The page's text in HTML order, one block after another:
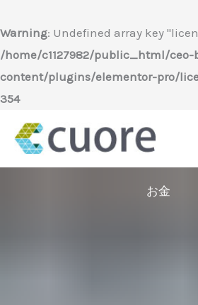
Warning: Undefined array key
/home/c1127982/public_html/ceo-
content/plugins/elementor-pro/
354
容
を
ス
キ
お金